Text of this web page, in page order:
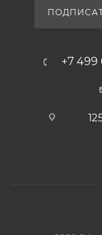
+7 499